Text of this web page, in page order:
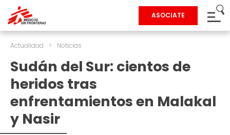
ASOCIATE
Actualidad > Noticias
Sudán del Sur: cientos de
heridos tras
enfrentamientos en Malakal
y Nasir